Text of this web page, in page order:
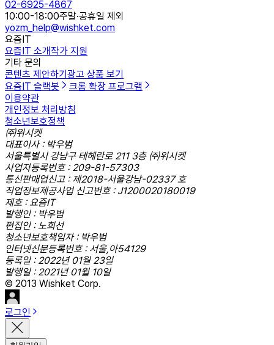
02-6925-4867
10:00-18:00주말·공휴일 제외
yozm_help@wishket.com
요즘IT
요즘IT 소개작가 지원
기타 문의
콘텐츠 제안하기 광고 상품 보기
요즘IT 슬랙봇
크롬 확장 프로그램
이용약관
개인정보 처리방침
청소년보호정책
㈜위시켓
대표이사 : 박우범
서울특별시 강남구 테헤란로 211 3층 ㈜위시켓
사업자등록번호 : 209-81-57303
통신판매업신고 : 제2018-서울강남-02337 호
직업정보제공사업 신고번호 : J1200020180019
제호 : 요즘IT
발행인 : 박우범
편집인 : 노희선
청소년보호책임자 : 박우범
인터넷신문등록번호 : 서울,아54129
등록일 : 2022년 01월 23일
발행일 : 2021년 01월 10일
© 2013 Wishket Corp.
로그인